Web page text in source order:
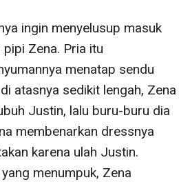
ingin menyelusup masuk
Zena. Pria itu
menatap sendu
atasnya sedikit lengah, Zena
Justin, lalu buru-buru dia
membenarkan dressnya
karena ulah Justin.
menumpuk, Zena